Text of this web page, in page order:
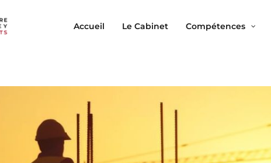
Accueil Le Cabinet Compétences